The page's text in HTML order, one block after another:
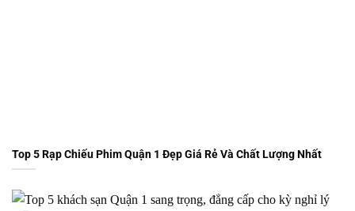
Top 5 Rạp Chiếu Phim Quận 1 Đẹp Giá Rẻ Và Chất Lượng Nhất